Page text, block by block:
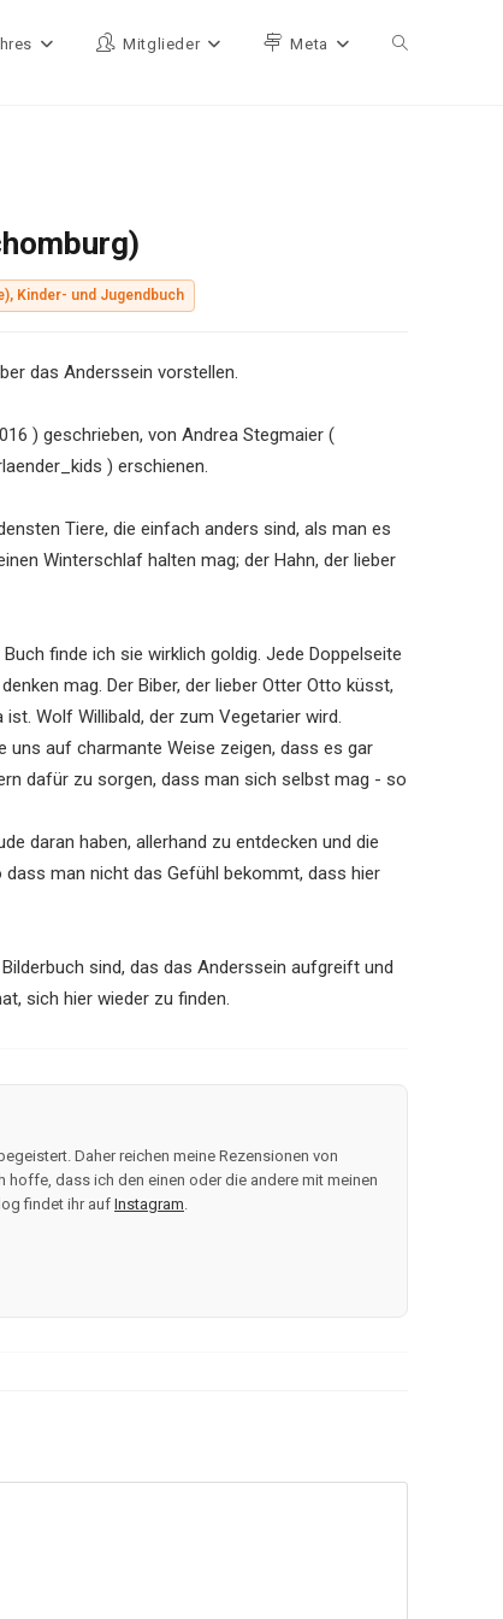
Mitglieder Meta Website-
Kinder- und Jugendbuch
das Anderssein vorstellen.
) geschrieben, von Andrea Stegmaier (
) erschienen.
Tiere, die einfach anders sind, als man es
Winterschlaf halten mag; der Hahn, der lieber
finde ich sie wirklich goldig. Jede Doppelseite
mag. Der Biber, der lieber Otter Otto küsst,
Wolf Willibald, der zum Vegetarier wird.
uns auf charmante Weise zeigen, dass es gar
dafür zu sorgen, dass man sich selbst mag - so
daran haben, allerhand zu entdecken und die
man nicht das Gefühl bekommt, dass hier
sind, das das Anderssein aufgreift und
sich hier wieder zu finden.
Daher reichen meine Rezensionen von
hoffe, dass ich den einen oder die andere mit meinen
findet ihr auf Instagram.